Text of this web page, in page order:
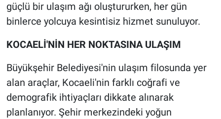
güçlü bir ulaşım ağı oluştururken, her gün
binlerce yolcuya kesintisiz hizmet sunuluyor.
KOCAELİ'NİN HER NOKTASINA ULAŞIM
Büyükşehir Belediyesi'nin ulaşım filosunda yer
alan araçlar, Kocaeli'nin farklı coğrafi ve
demografik ihtiyaçları dikkate alınarak
planlanıyor. Şehir merkezindeki yoğun